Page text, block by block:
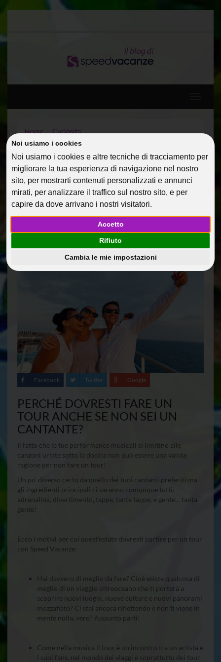
Noi usiamo i cookies
Noi usiamo i cookies e altre tecniche di tracciamento per
migliorare la tua esperienza di navigazione nel nostro
sito, per mostrarti contenuti personalizzati e annunci
mirati, per analizzare il traffico sul nostro sito, e per
capire da dove arrivano i nostri visitatori.
Accetto
Rifiuto
Cambia le mie impostazioni
Home
Curiosita'
Perché dovresti fare un tour anche se non sei un
PERCHÉ DOVRESTI FARE
UN TOUR ANCHE SE NON
SEI UN CANTANTE?
28 Giu 2018 Curiosita' @dmin
Facebook Twitter Google
PERCHÉ DOVRESTI FARE UN
TOUR ANCHE SE NON SEI UN
CANTANTE?
Il fatto che le tue performance musicali si limitino alle
canzoni urlate sotto la doccia non può essere una valida
ragione per non fare un tour!
Un po’ diverso certo da quello dei tuoi cantanti preferiti ma
gli ingredienti principali ci saranno comunque tutti:
adrenalina, divertimento, tappe, tante tappe, e gente… tanta
gente!
Ecco i motivi per cui quest’estate dovresti partire per un tour
con Speed Vacanze:
Hai davvero di meglio da fare? Cioè esiste qualcosa di
meglio di un viaggio oltreoceano che ti porterà a
scoprire nuovi luoghi, nuove culture e nuovi panorami
mozzafiato? Ci stai ancora riflettendo e non ti viene in
mente nulla, vero? Appunto parti!
Come nella musica il tour è un incontro tra un artista e
i suoi fans, nel mondo dei viaggi e soprattutto dei tour